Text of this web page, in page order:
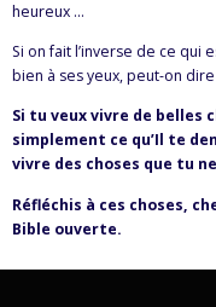
heureux …
Si on fait l’inverse de ce qui
bien à ses yeux, peut-on
Si tu veux vivre de belles
simplement ce qu’Il te
vivre des choses que tu
Réfléchis à ces choses,
Bible ouverte.